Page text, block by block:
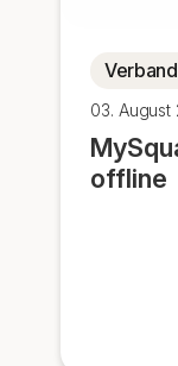
03. August
offline